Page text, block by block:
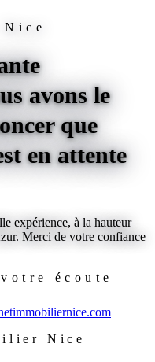
avons le
que
en attente
expérience, à la hauteur
Merci de votre confiance
écoute
Nice